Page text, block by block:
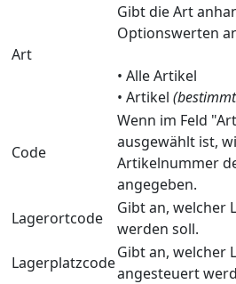
Art
Gibt die Art
Optionswerten
• Alle Artikel
• Artikel
Code
Wenn im Feld
ausgewählt ist,
Artikelnummer
angegeben.
Lagerortcode
Gibt an, welcher
werden soll.
Lagerplatzcode
Gibt an, welcher
angesteuert